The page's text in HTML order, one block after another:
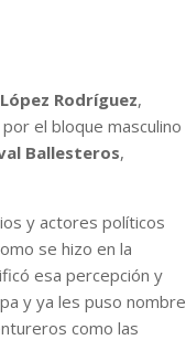
Rodríguez,
el bloque masculino
Ballesteros,
y actores políticos
se hizo en la
esa percepción y
y ya les puso nombre
como las